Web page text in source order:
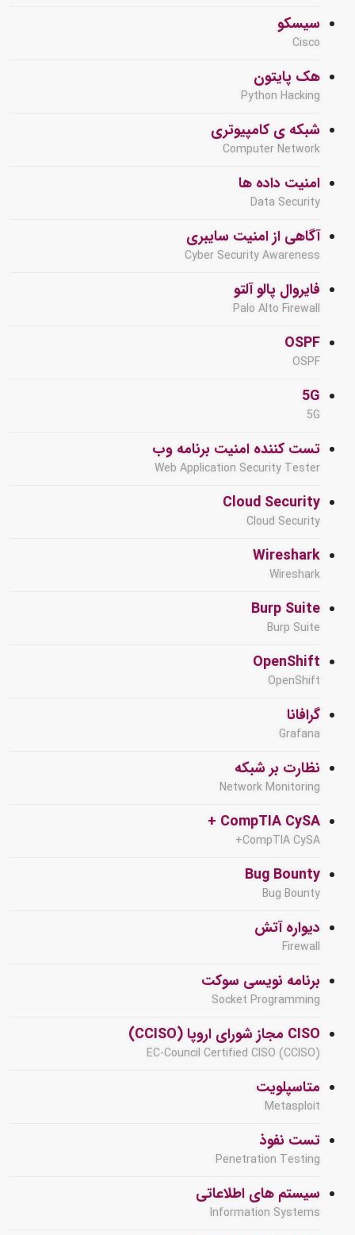
سیسکو
Cisco
هک پایتون
Python Hacking
شبکه ی کامپیوتری
Computer Network
امنیت داده ها
Data Security
آگاهی از امنیت سایبری
Cyber Security Awareness
فایروال پالو آلتو
Palo Alto Firewall
OSPF
OSPF
5G
5G
تست کننده امنیت برنامه وب
Web Application Security Tester
Cloud Security
Cloud Security
Wireshark
Wireshark
Burp Suite
Burp Suite
OpenShift
OpenShift
گرافانا
Grafana
نظارت بر شبکه
Network Monitoring
CompTIA CySA +
CompTIA CySA+
Bug Bounty
Bug Bounty
دیواره آتش
Firewall
برنامه نویسی سوکت
Socket Programming
CISO مجاز شورای اروپا (CCISO)
EC-Council Certified CISO (CCISO)
متاسپلویت
Metasploit
تست نفوذ
Penetration Testing
سیستم های اطلاعاتی
Information Systems